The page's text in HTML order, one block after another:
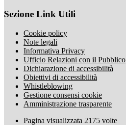
Sezione Link Utili
Cookie policy
Note legali
Informativa Privacy
Ufficio Relazioni con il Pubblico
Dichiarazione di accessibilità
Obiettivi di accessibilità
Whistleblowing
Gestione consensi cookie
Amministrazione trasparente
Pagina visualizzata 2175 volte